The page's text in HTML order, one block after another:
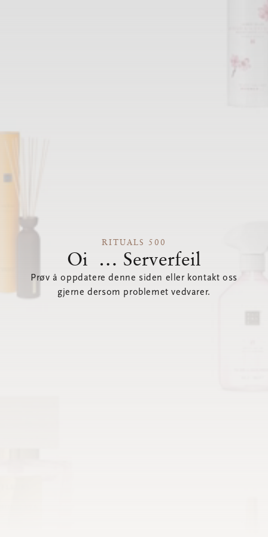
RITUALS 500
Oi … Serverfeil
Prøv å oppdatere denne siden eller kontakt oss
gjerne dersom problemet vedvarer.